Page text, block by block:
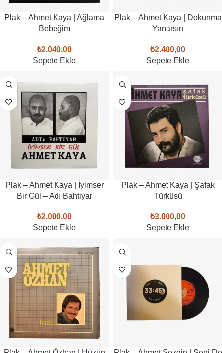
Plak – Ahmet Kaya | Ağlama
Bebeğim
₺2.040,00
Sepete Ekle
Plak – Ahmet Kaya | Dokunma
Yanarsın
₺2.400,00
Sepete Ekle
Plak – Ahmet Kaya | İyimser
Bir Gül – Adı Bahtiyar
₺2.000,00
Sepete Ekle
Plak – Ahmet Kaya | Şafak
Türküsü
₺3.000,00
Sepete Ekle